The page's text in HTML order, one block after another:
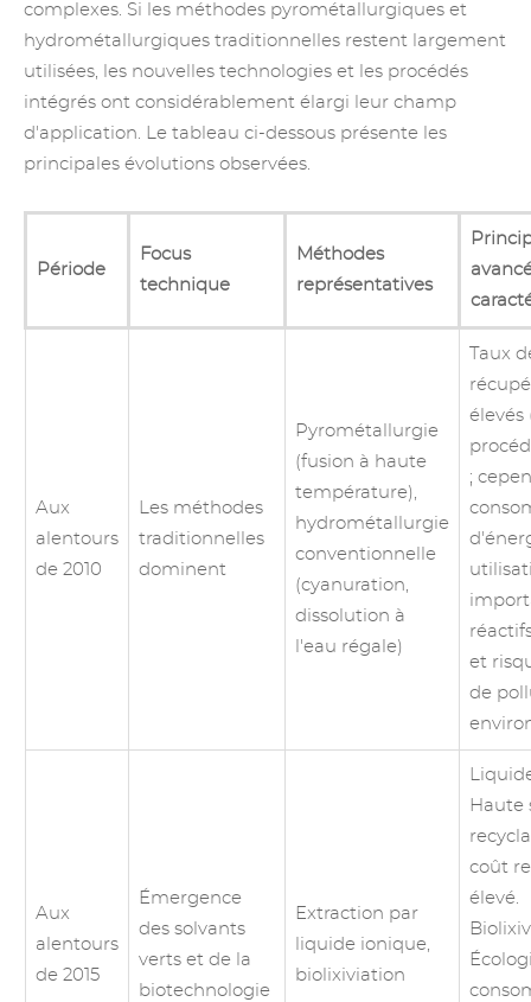
complexes. Si les méthodes pyrométallurgiques et
hydrométallurgiques traditionnelles restent largement
utilisées, les nouvelles technologies et les procédés
intégrés ont considérablement élargi leur champ
d'application. Le tableau ci-dessous présente les
principales évolutions observées.
Période
Focus
technique
Méthodes
représentatives
Aux
alentours
de 2010
Les méthodes
traditionnelles
dominent
Pyrométallurgie
(fusion à haute
température),
hydrométallurgie
conventionnelle
(cyanuration,
dissolution à
l'eau régale)
Taux
élevés
;
et
de
Aux
alentours
de 2015
Émergence
des solvants
verts et de la
biotechnologie
Extraction par
liquide ionique,
biolixiviation
Haute
coût
élevé.